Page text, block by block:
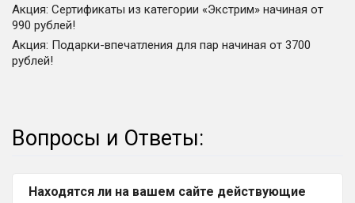
Акция: Сертификаты из категории «Экстрим» начиная от
990 рублей!
Акция: Подарки-впечатления для пар начиная от 3700
рублей!
Вопросы и Ответы:
Находятся ли на вашем сайте действующие